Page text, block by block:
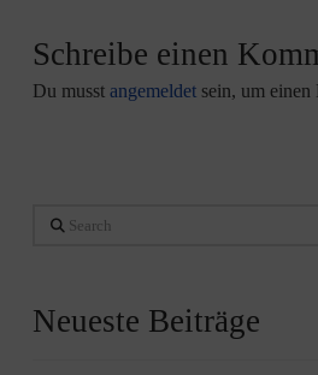
Schreibe einen
Du musst angemeldetsein, um einen
Search
Neueste Beiträge